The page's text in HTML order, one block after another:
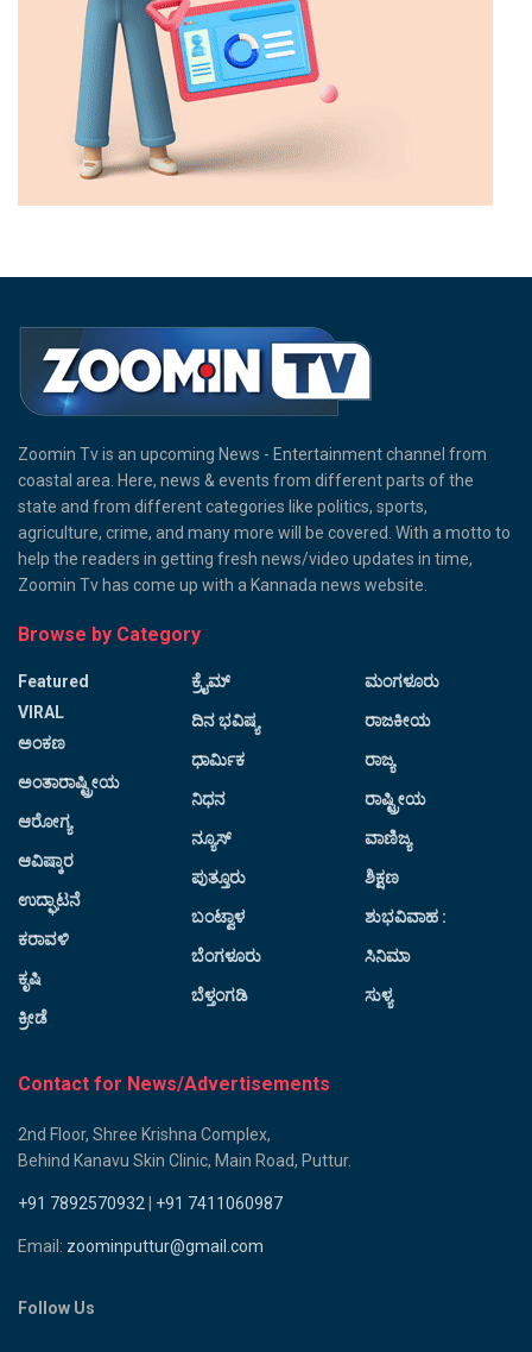
Zoomin Tv is an upcoming News - Entertainment channel from
coastal area. Here, news & events from different parts of the
state and from different categories like politics, sports,
agriculture, crime, and many more will be covered. With a motto to
help the readers in getting fresh news/video updates in time,
Zoomin Tv has come up with a Kannada news website.
Browse by Category
Featured
VIRAL
ಅಂಕಣ
ಅಂತಾರಾಷ್ಟ್ರೀಯ
ಆರೋಗ್ಯ
ಆವಿಷ್ಕಾರ
ಉದ್ಘಾಟನೆ
ಕರಾವಳಿ
ಕೃಷಿ
ಕ್ರೀಡೆ
ಕ್ರೈಮ್
ದಿನ ಭವಿಷ್ಯ
ಧಾರ್ಮಿಕ
ನಿಧನ
ನ್ಯೂಸ್
ಪುತ್ತೂರು
ಬಂಟ್ವಾಳ
ಬೆಂಗಳೂರು
ಬೆಳ್ತಂಗಡಿ
ಮಂಗಳೂರು
ರಾಜಕೀಯ
ರಾಜ್ಯ
ರಾಷ್ಟ್ರೀಯ
ವಾಣಿಜ್ಯ
ಶಿಕ್ಷಣ
ಶುಭವಿವಾಹ :
ಸಿನಿಮಾ
ಸುಳ್ಯ
Contact for News/Advertisements
2nd Floor, Shree Krishna Complex,
Behind Kanavu Skin Clinic, Main Road, Puttur.
+91 7892570932 +91 7411060987
Email: zoominputtur@gmail.com
Follow Us